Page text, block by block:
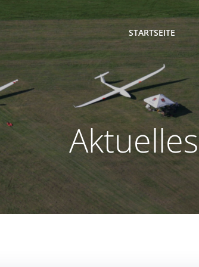
STARTSEITE
Aktuelles